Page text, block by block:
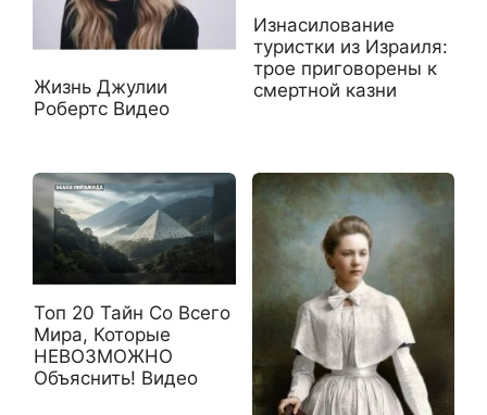
Жизнь Джулии
Робертс Видео
Изнасилование
туристки из Израиля:
трое приговорены к
смертной казни
Топ 20 Тайн Со Всего
Мира, Которые
НЕВОЗМОЖНО
Объяснить! Видео